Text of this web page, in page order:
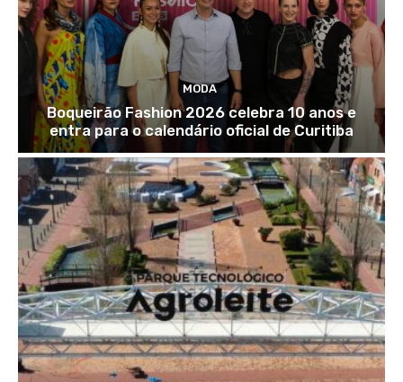
MODA
Boqueirão Fashion 2026 celebra 10 anos e
entra para o calendário oficial de Curitiba